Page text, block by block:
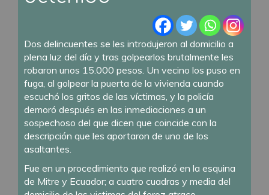
Dos delincuentes se les introdujeron al domicilio a
plena luz del día y tras golpearlos brutalmente les
robaron unos 15.000 pesos. Un vecino los puso en
fuga, al golpear la puerta de la vivienda cuando
escuchó los gritos de las víctimas, y la policía
demoró después en las inmediaciones a un
sospechoso del que dicen que coincide con la
descripción que les aportaron de uno de los
asaltantes.
Fue en un procedimiento que realizó en la esquina
de Mitre y Ecuador; a cuatro cuadras y media del